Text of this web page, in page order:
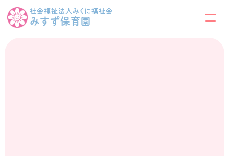
社会福祉法人みくに福祉会
みすず保育園